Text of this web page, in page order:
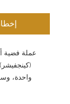
عملة فضية
واحدة،